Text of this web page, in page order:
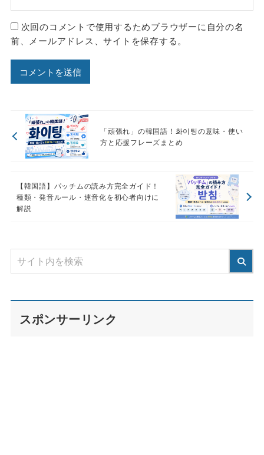
次回のコメントで使用するためブラウザーに自分の名
前、メールアドレス、サイトを保存する。
「頑張れ」の韓国語！화이팅の意味・使い
方と応援フレーズまとめ
【韓国語】パッチムの読み方完全ガイド！
種類・発音ルール・連音化を初心者向けに
解説
スポンサーリンク